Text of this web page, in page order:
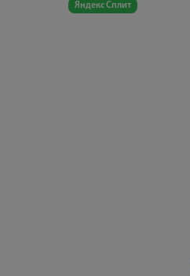
Яндекс Сплит